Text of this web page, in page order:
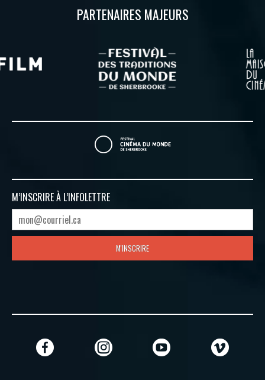
PARTENAIRES MAJEURS
M’INSCRIRE À L’INFOLETTRE
M'INSCRIRE